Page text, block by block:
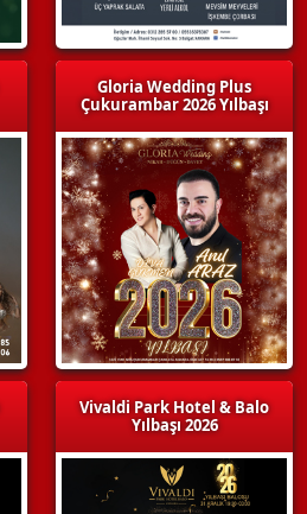
Gloria Wedding Plus
Çukurambar 2026 Yılbaşı
Vivaldi Park Hotel & Balo
Yılbaşı 2026